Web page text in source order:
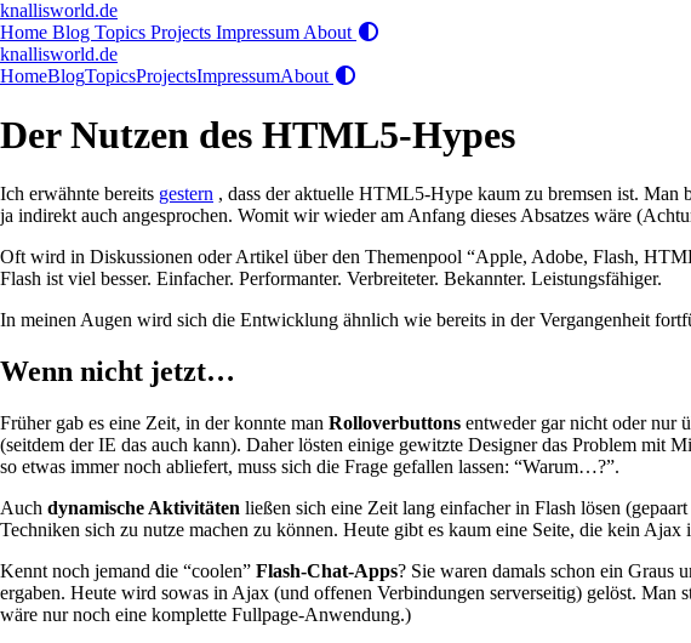
knallisworld.de
Home Blog Topics Projects Impressum About
knallisworld.de
HomeBlogTopicsProjectsImpressumAbout
Der Nutzen des HTML5-Hypes
Ich erwähnte bereits gestern , dass der aktuelle HTML5-Hype kaum zu bremsen ist.
ja indirekt auch angesprochen. Womit wir wieder am Anfang dieses Absatzes wäre
Oft wird in Diskussionen oder Artikel über den Themenpool “Apple, Adobe, Flash,
Flash ist viel besser. Einfacher. Performanter. Verbreiteter. Bekannter. Leistungsfähiger.
In meinen Augen wird sich die Entwicklung ähnlich wie bereits in der Vergangenheit
Wenn nicht jetzt…
Früher gab es eine Zeit, in der konnte man Rolloverbuttons entweder gar nicht oder nur
(seitdem der IE das auch kann). Daher lösten einige gewitzte Designer das Problem mit
so etwas immer noch abliefert, muss sich die Frage gefallen lassen: “Warum…?”.
Auch dynamische Aktivitäten ließen sich eine Zeit lang einfacher in Flash lösen
Techniken sich zu nutze machen zu können. Heute gibt es kaum eine Seite, die kein Ajax
Kennt noch jemand die “coolen” Flash-Chat-Apps? Sie waren damals schon ein Graus
ergaben. Heute wird sowas in Ajax (und offenen Verbindungen serverseitig) gelöst.
wäre nur noch eine komplette Fullpage-Anwendung.)